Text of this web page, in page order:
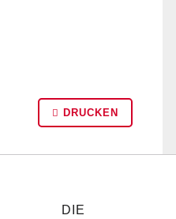
DRUCKEN
DIE